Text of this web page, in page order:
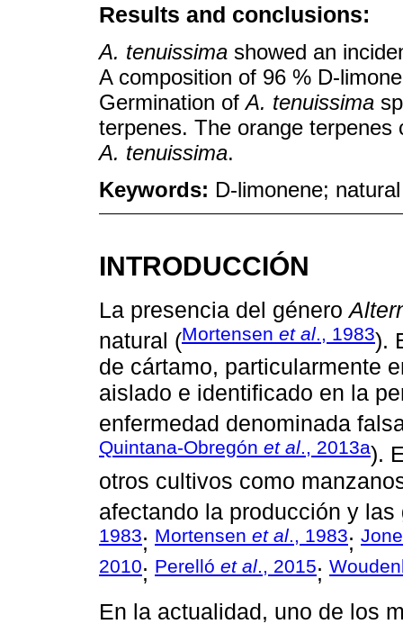
Results and conclusions:
A. tenuissima showed an
A composition of 96 % D-
Germination ofA. tenuissima
terpenes. The orange
A. tenuissima.
Keywords: D-limonene;
INTRODUCCIÓN
La presencia del género
natural (Mortensen et al., 1983).
de cártamo, particularmente
aislado e identificado en la
enfermedad denominada
Quintana-Obregón et al., 2013a).
otros cultivos como
afectando la producción y
1983; Mortensen et al., 1983;
2010; Perelló et al., 2015;
En la actualidad, uno de los